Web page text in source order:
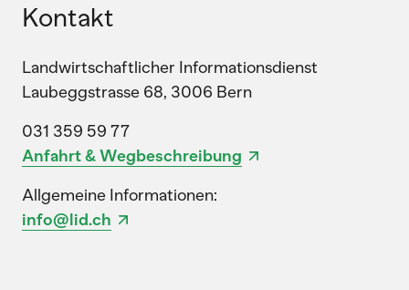
Kontakt
Landwirtschaftlicher Informationsdienst
Laubeggstrasse 68, 3006 Bern
031 359 59 77
Anfahrt & Wegbeschreibung
Allgemeine Informationen:
info@lid.ch